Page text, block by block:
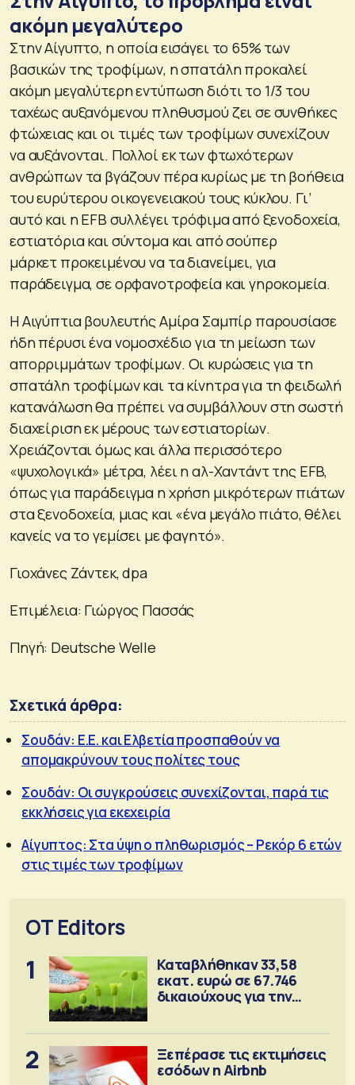
ακόμη μεγαλύτερο
Στην Αίγυπτο, η οποία εισάγει το 65% των
βασικών της τροφίμων, η σπατάλη προκαλεί
ακόμη μεγαλύτερη εντύπωση διότι το 1/3 του
ταχέως αυξανόμενου πληθυσμού ζει σε συνθήκες
φτώχειας και οι τιμές των τροφίμων συνεχίζουν
να αυξάνονται. Πολλοί εκ των φτωχότερων
ανθρώπων τα βγάζουν πέρα κυρίως με τη βοήθεια
του ευρύτερου οικογενειακού τους κύκλου. Γι’
αυτό και η EFB συλλέγει τρόφιμα από ξενοδοχεία,
εστιατόρια και σύντομα και από σούπερ
μάρκετ προκειμένου να τα διανείμει, για
παράδειγμα, σε ορφανοτροφεία και γηροκομεία.
Η Αιγύπτια βουλευτής Αμίρα Σαμπίρ παρουσίασε
ήδη πέρυσι ένα νομοσχέδιο για τη μείωση των
απορριμμάτων τροφίμων. Οι κυρώσεις για τη
σπατάλη τροφίμων και τα κίνητρα για τη φειδωλή
κατανάλωση θα πρέπει να συμβάλλουν στη σωστή
διαχείριση εκ μέρους των εστιατορίων.
Χρειάζονται όμως και άλλα περισσότερο
«ψυχολογικά» μέτρα, λέει η αλ-Χαντάντ της EFB,
όπως για παράδειγμα η χρήση μικρότερων πιάτων
στα ξενοδοχεία, μιας και «ένα μεγάλο πιάτο, θέλει
κανείς να το γεμίσει με φαγητό».
Γιοχάνες Ζάντεκ, dpa
Επιμέλεια: Γιώργος Πασσάς
Πηγή: Deutsche Welle
Σχετικά άρθρα:
Σουδάν: Ε.Ε. και Ελβετία προσπαθούν να
απομακρύνουν τους πολίτες τους
Σουδάν: Οι συγκρούσεις συνεχίζονται, παρά τις
εκκλήσεις για εκεχειρία
Αίγυπτος: Στα ύψη ο πληθωρισμός – Ρεκόρ 6 ετών
στις τιμές των τροφίμων
OT Editors
1
Καταβλήθηκαν 33,58
εκατ. ευρώ σε 67.746
δικαιούχους για την
2
Ξεπέρασε τις εκτιμήσεις
εσόδων η Airbnb